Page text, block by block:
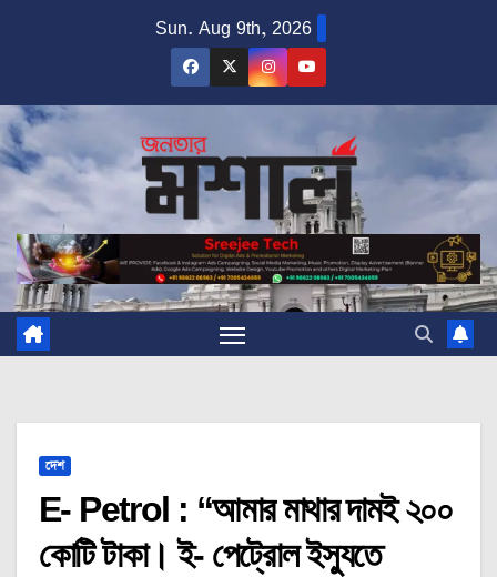
Sun. Aug 9th, 2026
দেশ
E- Petrol : “আমার মাথার দামই ২০০
কোটি টাকা। ই- পেট্রোল ইস্যুতে